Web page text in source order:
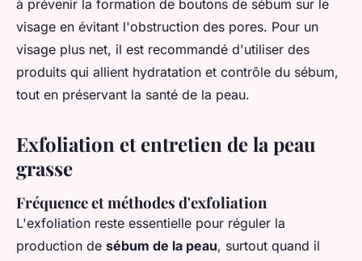
à prévenir la formation de boutons de sébum sur le
visage en évitant l'obstruction des pores. Pour un
visage plus net, il est recommandé d'utiliser des
produits qui allient hydratation et contrôle du sébum,
tout en préservant la santé de la peau.
Exfoliation et entretien de la peau
grasse
Fréquence et méthodes d'exfoliation
L'exfoliation reste essentielle pour réguler la
production de sébum de la peau, surtout quand il